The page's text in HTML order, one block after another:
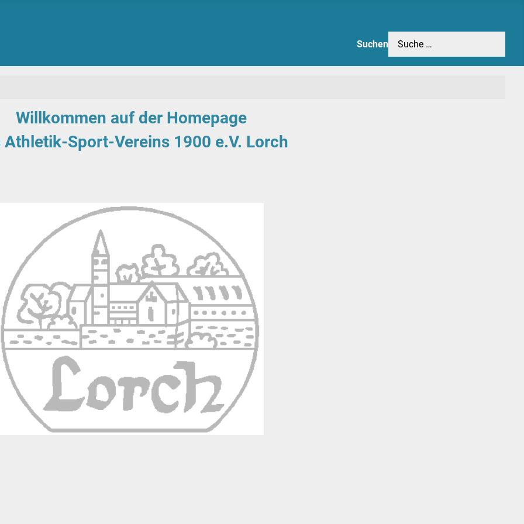
Suchen
Willkommen auf der Homepage
Athletik-Sport-Vereins 1900 e.V. Lorch